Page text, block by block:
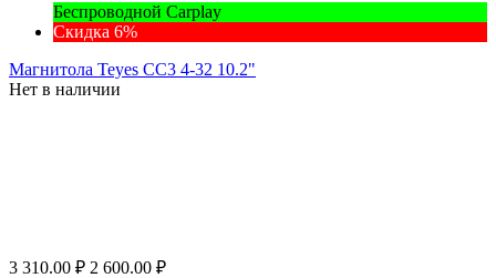
Беспроводной Carplay
Скидка 6%
Магнитола Teyes CC3 4-32 10.2"
Нет в наличии
3 310.00 ₽ 2 600.00 ₽